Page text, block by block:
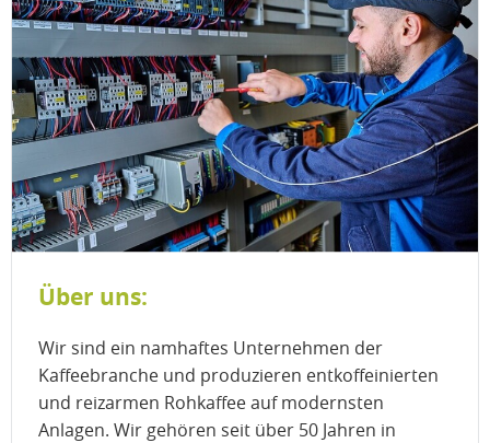
Über uns:
Wir sind ein namhaftes Unternehmen der
Kaffeebranche und produzieren entkoffeinierten
und reizarmen Rohkaffee auf modernsten
Anlagen. Wir gehören seit über 50 Jahren in